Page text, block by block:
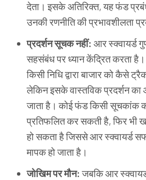
देता। इसके अतिरिक्त, यह फंड
उनकी रणनीति की प्रभावशीलता
प्रदर्शन सूचक नहीं: आर स्क्वायर्ड
सहसंबंध पर ध्यान केंद्रित करता है।
किसी निधि द्वारा बाजार को कैसे
लेकिन इसके वास्तविक प्रदर्शन
जाता है। कोई फंड किसी सूचकांक
प्रतिफलित कर सकती है, फिर भी
हो सकता है जिससे आर स्क्वायर्ड
मापक हो जाता है।
जोखिम पर मौन:जबकि आर